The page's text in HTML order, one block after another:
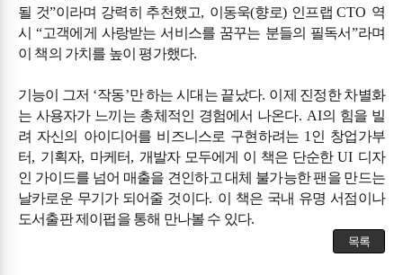
될 것”이라며 강력히 추천했고, 이동욱(향로) 인프랩CTO 역
시“고객에게 사랑받는 서비스를 꿈꾸는 분들의 필독서”라며
이 책의 가치를 높이 평가했다.
기능이 그저 ‘작동’만 하는 시대는 끝났다. 이제 진정한 차별화
는 사용자가 느끼는 총체적인 경험에서 나온다. AI의 힘을 빌
려 자신의 아이디어를 비즈니스로 구현하려는 1 인 창업가부
터, 기획자, 마케터, 개발자 모두에게 이 책은 단순한UI 디자
인 가이드를 넘어 매출을 견인하고 대체 불가능한 팬을 만드는
날카로운 무기가 되어줄 것이다. 이 책은 국내 유명 서점이나
도서출판 제이펍을 통해 만나볼 수 있다.
목록